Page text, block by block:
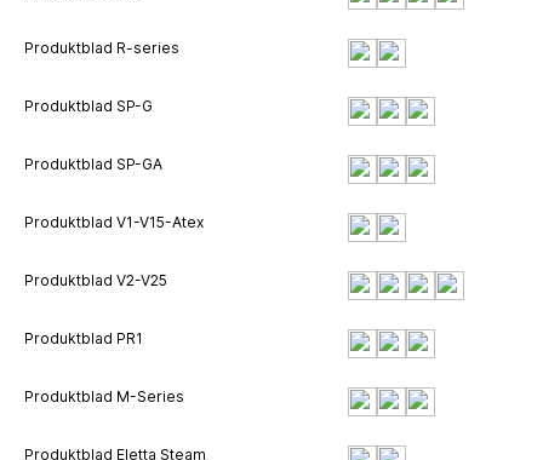
Produktblad R-series
Produktblad SP-G
Produktblad SP-GA
Produktblad V1-V15-Atex
Produktblad V2-V25
Produktblad PR1
Produktblad M-Series
Produktblad Eletta Steam